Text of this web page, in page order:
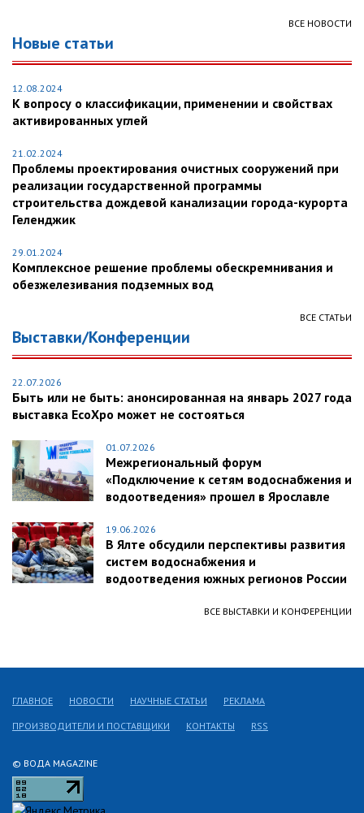
ВСЕ НОВОСТИ
Новые статьи
12.08.2024
К вопросу о классификации, применении и свойствах
активированных углей
21.02.2024
Проблемы проектирования очистных сооружений при
реализации государственной программы
строительства дождевой канализации города-курорта
Геленджик
29.01.2024
Комплексное решение проблемы обескремнивания и
обезжелезивания подземных вод
ВСЕ СТАТЬИ
Выставки/Конференции
22.07.2026
Быть или не быть: анонсированная на январь 2027 года
выставка EcoXpo может не состояться
01.07.2026
Межрегиональный форум
«Подключение к сетям водоснабжения и
водоотведения» прошел в Ярославле
19.06.2026
В Ялте обсудили перспективы развития
систем водоснабжения и
водоотведения южных регионов России
ВСЕ ВЫСТАВКИ И КОНФЕРЕНЦИИ
© ВОДА MAGAZINE
ГЛАВНОЕ НОВОСТИ НАУЧНЫЕ СТАТЬИ РЕКЛАМА
ПРОИЗВОДИТЕЛИ И ПОСТАВЩИКИ КОНТАКТЫ RSS